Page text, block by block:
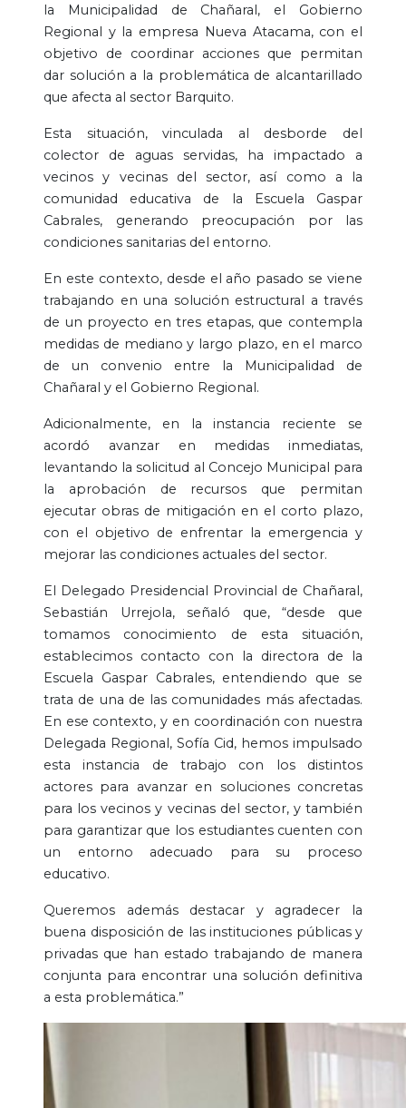
la Municipalidad de Chañaral, el Gobierno
Regional y la empresa Nueva Atacama, con el
objetivo de coordinar acciones que permitan
dar solución a la problemática de alcantarillado
que afecta al sector Barquito.
Esta situación, vinculada al desborde del
colector de aguas servidas, ha impactado a
vecinos y vecinas del sector, así como a la
comunidad educativa de la Escuela Gaspar
Cabrales, generando preocupación por las
condiciones sanitarias del entorno.
En este contexto, desde el año pasado se viene
trabajando en una solución estructural a través
de un proyecto en tres etapas, que contempla
medidas de mediano y largo plazo, en el marco
de un convenio entre la Municipalidad de
Chañaral y el Gobierno Regional.
Adicionalmente, en la instancia reciente se
acordó avanzar en medidas inmediatas,
levantando la solicitud al Concejo Municipal para
la aprobación de recursos que permitan
ejecutar obras de mitigación en el corto plazo,
con el objetivo de enfrentar la emergencia y
mejorar las condiciones actuales del sector.
El Delegado Presidencial Provincial de Chañaral,
Sebastián Urrejola, señaló que, “desde que
tomamos conocimiento de esta situación,
establecimos contacto con la directora de la
Escuela Gaspar Cabrales, entendiendo que se
trata de una de las comunidades más afectadas.
En ese contexto, y en coordinación con nuestra
Delegada Regional, Sofía Cid, hemos impulsado
esta instancia de trabajo con los distintos
actores para avanzar en soluciones concretas
para los vecinos y vecinas del sector, y también
para garantizar que los estudiantes cuenten con
un entorno adecuado para su proceso
educativo.
Queremos además destacar y agradecer la
buena disposición de las instituciones públicas y
privadas que han estado trabajando de manera
conjunta para encontrar una solución definitiva
a esta problemática.”